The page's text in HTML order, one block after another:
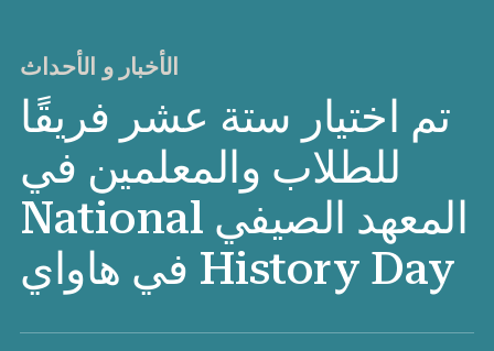
الأخبار و الأحداث
حول NHD ®
شارك
الأخبار و الأحداث
تم اختيار ستة عشر فريقًا
للطلاب والمعلمين في
المعهد الصيفي National
History Day في هاواي